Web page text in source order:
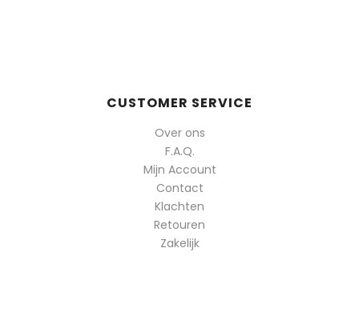
CUSTOMER SERVICE
Over ons
F.A.Q.
Mijn Account
Contact
Klachten
Retouren
Zakelijk